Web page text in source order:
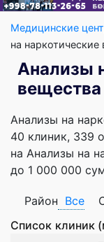
Медицинские
на наркотические
Анализы
Анализы на
40 клиник, 339
на Анализы на
до 1 000 000
Район Все
Список клиник